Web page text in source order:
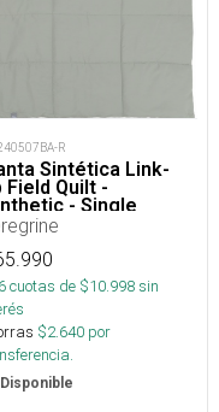
R
Sintética Link-
Field Quilt -
- Single
6cuotas de $10.998sin
$2.640 por
Disponible